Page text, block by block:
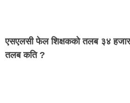
एसएलसी फेल शिक्षकको तलब ३४
तलब कति ?